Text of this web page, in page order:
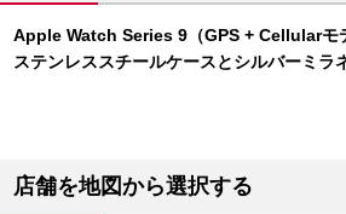
Apple Watch Series 9（GPS + Cellularモ
ステンレススチールケースとシルバーミラ
店舗を地図から選択する